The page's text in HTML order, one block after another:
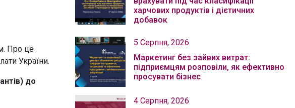
Про це
України.
до
харчових продуктів і дієтичних
добавок
5 Серпня, 2026
Маркетинг без зайвих витрат:
підприємцям розповіли, як ефективно
просувати бізнес
4 Серпня, 2026